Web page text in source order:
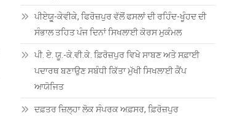
ਪੀਏਯੂੑ-ਕੇਵੀਕੇ, ਫਿਰੋਜ਼ਪੁਰ ਵੱਲੋਂ ਫਸਲਾਂ ਦੀ ਰਹਿੰਦ-ਖੂੰਹਦ ਦੀ
ਸੰਭਾਲ ਤਹਿਤ ਪੰਜ ਦਿਨਾਂ ਸਿਖਲਾਈ ਕੋਰਸ ਮੁਕੰਮਲ
ਪੀ. ਏ. ਯੂ.-ਕੇ.ਵੀ.ਕੇ. ਫ਼ਿਰੋਜ਼ਪੁਰ ਵਿਖੇ ਸਾਬਣ ਅਤੇ ਸਫ਼ਾਈ
ਪਦਾਰਥ ਬਣਾਉਣ ਸਬੰਧੀ ਕਿੱਤਾ ਮੁੱਖੀ ਸਿਖਲਾਈ ਕੈਂਪ
ਆਯੋਜਿਤ
ਦਫ਼ਤਰ ਜ਼ਿਲ੍ਹਾ ਲੋਕ ਸੰਪਰਕ ਅਫ਼ਸਰ, ਫ਼ਿਰੋਜ਼ਪੁਰ